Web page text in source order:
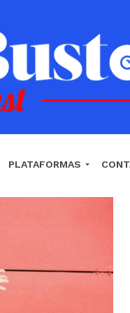
PLATAFORMAS